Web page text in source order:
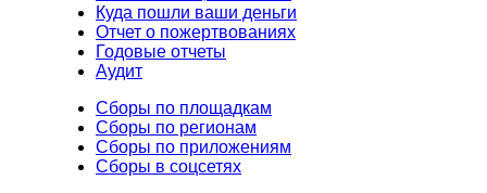
Куда пошли ваши деньги
Отчет о пожертвованиях
Годовые отчеты
Аудит
Сборы по площадкам
Сборы по регионам
Сборы по приложениям
Сборы в соцсетях